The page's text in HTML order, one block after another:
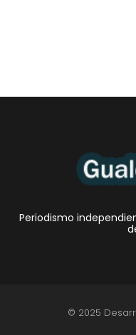
Periodismo
© 2025